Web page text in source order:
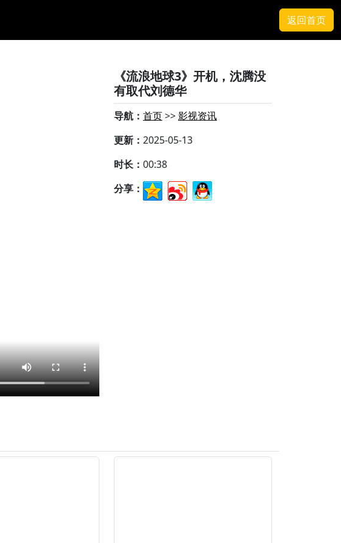
返回首页
《流浪地球3》开机，沈腾没
有取代刘德华
导航： 首页>>影视资讯
更新： 2025-05-13
时长： 00:38
分享：